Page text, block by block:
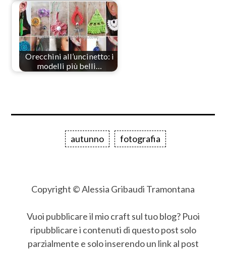
Orecchini all’uncinetto: i
modelli più belli…
autunno fotografia
Copyright © Alessia Gribaudi Tramontana
Vuoi pubblicare il mio craft sul tuo blog? Puoi
ripubblicare i contenuti di questo post solo
parzialmente e solo inserendo un link al post